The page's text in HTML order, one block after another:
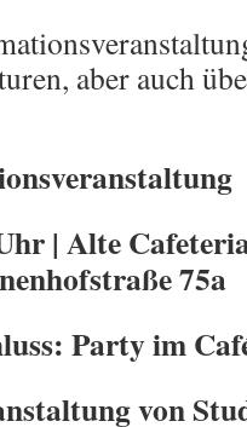
aber auch
| Alte
75a
Party im
von